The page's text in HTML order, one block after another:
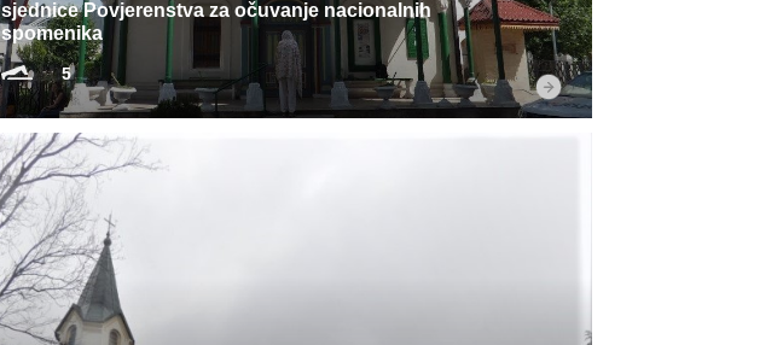
sjednice Povjerenstva za očuvanje nacionalnih
spomenika
5